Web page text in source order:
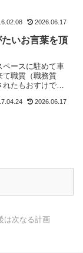
速更新を。本日
2026.06.17
いお言葉を頂
ペースに駐めて車
て職質（職務質
れたもおすけで
フを車内でぶら下
2026.06.17
は次なる計画